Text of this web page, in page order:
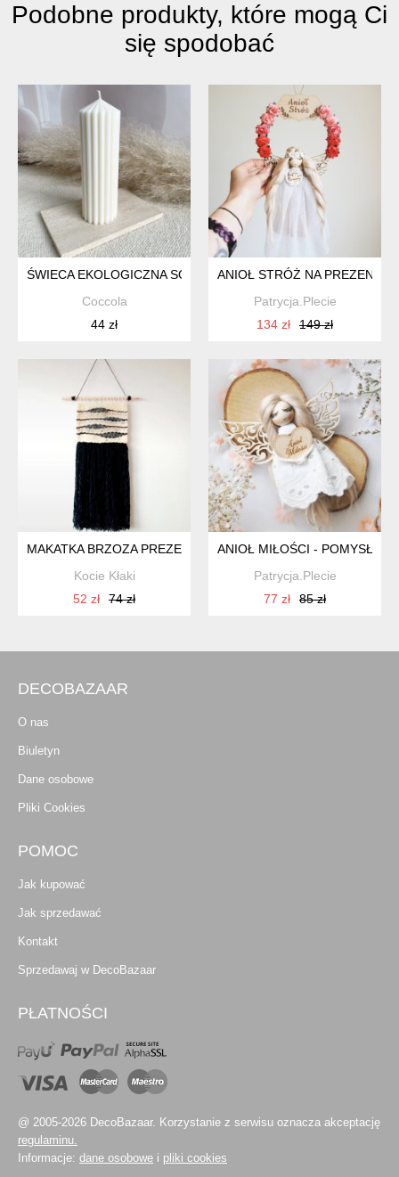
Podobne produkty, które mogą Ci
się spodobać
ŚWIECA EKOLOGICZNA SOJOWA DEKORACYJNA
Coccola
44 zł
ANIOŁ STRÓŻ NA PREZENT -
Patrycja.Plecie
134 zł
149 zł
MAKATKA BRZOZA PREZENT HANDMADE
Kocie Kłaki
52 zł
74 zł
ANIOŁ MIŁOŚCI - POMYSŁ NA
Patrycja.Plecie
77 zł
85 zł
DECOBAZAAR
O nas
Biuletyn
Dane osobowe
Pliki Cookies
POMOC
Jak kupować
Jak sprzedawać
Kontakt
Sprzedawaj w DecoBazaar
PŁATNOŚCI
@ 2005-2026 DecoBazaar. Korzystanie z serwisu oznacza akceptację
regulaminu.
Informacje: dane osobowe i pliki cookies